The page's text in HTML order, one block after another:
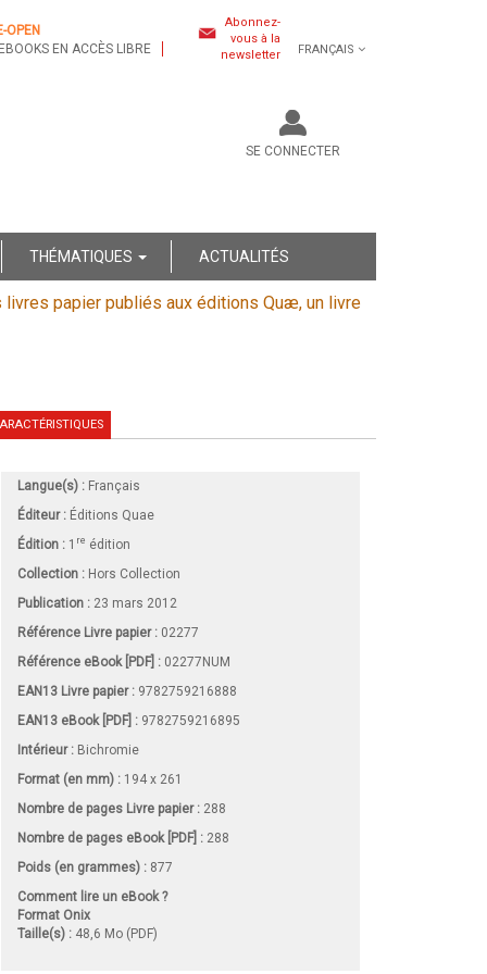
OPEN
EN ACCÈS LIBRE
Abonnez-
vous à la
newsletter
FRANÇAIS
SE CONNECTER
THÉMATIQUES ACTUALITÉS
livres papier publiés aux éditions Quæ, un livre
Langue(s) : Français
Éditeur : Éditions Quae
Édition : 1 re édition
Collection : Hors Collection
Publication : 23 mars 2012
Référence Livre papier : 02277
Référence eBook [PDF] : 02277NUM
EAN13 Livre papier : 9782759216888
EAN13 eBook [PDF] : 9782759216895
Intérieur : Bichromie
Format (en mm) : 194 x 261
Nombre de pages Livre papier: 288
Nombre de pages eBook [PDF] : 288
Poids (en grammes) : 877
Comment lire un eBook ?
Format Onix
Taille(s) : 48,6 Mo (PDF)